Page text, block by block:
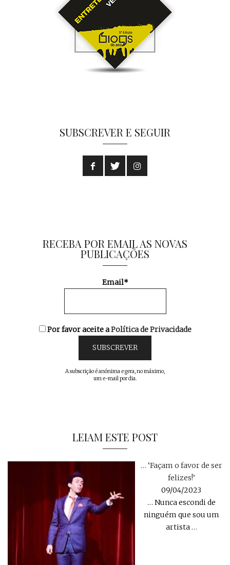
SUBSCREVER E SEGUIR
RECEBA POR EMAIL AS NOVAS
PUBLICAÇÕES
Email*
Por favor aceite aPolítica de Privacidade
A subscrição é anónima e gera, no máximo,
um e-mail por dia.
LEIAM ESTE POST
… ‘Façam o favor de ser
felizes!’
09/04/2023
… Nunca escondi de
ninguém que sou um
artista…